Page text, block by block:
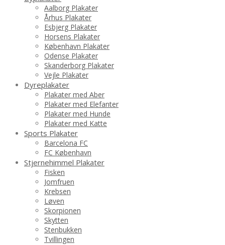
Aalborg Plakater
Århus Plakater
Esbjerg Plakater
Horsens Plakater
København Plakater
Odense Plakater
Skanderborg Plakater
Vejle Plakater
Dyreplakater
Plakater med Aber
Plakater med Elefanter
Plakater med Hunde
Plakater med Katte
Sports Plakater
Barcelona FC
FC København
Stjernehimmel Plakater
Fisken
Jomfruen
Krebsen
Løven
Skorpionen
Skytten
Stenbukken
Tvillingen